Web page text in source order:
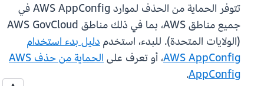
تتوفر الحماية من الحذف لموارد AWS AppConfig في
جميع مناطق AWS، بما في ذلك مناطق AWS GovCloud
(الولايات المتحدة). للبدء، استخدمدليل بدء استخدام
AWS AppConfig، أو تعرف على
الحماية من حذف AWS
AppConfig
.